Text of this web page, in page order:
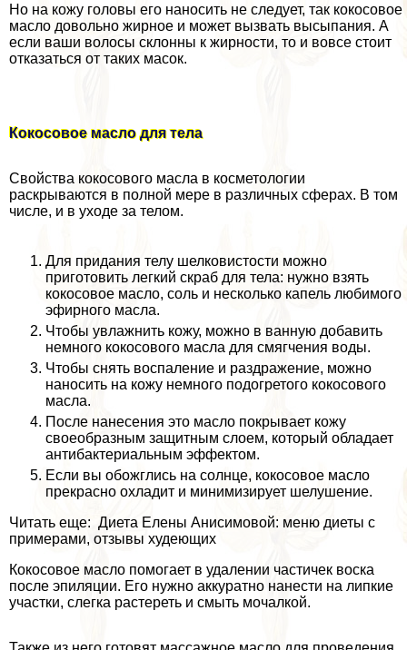
Но на кожу головы его наносить не следует, так кокосовое
масло довольно жирное и может вызвать высыпания. А
если ваши волосы склонны к жирности, то и вовсе стоит
отказаться от таких масок.
Кокосовое масло для тела
Свойства кокосового масла в косметологии
раскрываются в полной мере в различных сферах. В том
числе, и в уходе за телом.
Для придания телу шелковистости можно
приготовить легкий скраб для тела: нужно взять
кокосовое масло, соль и несколько капель любимого
эфирного масла.
Чтобы увлажнить кожу, можно в ванную добавить
немного кокосового масла для смягчения воды.
Чтобы снять воспаление и раздражение, можно
наносить на кожу немного подогретого кокосового
масла.
После нанесения это масло покрывает кожу
своеобразным защитным слоем, который обладает
антибактериальным эффектом.
Если вы обожглись на солнце, кокосовое масло
прекрасно охладит и минимизирует шелушение.
Читать еще: Диета Елены Анисимовой: меню диеты с
примерами, отзывы худеющих
Кокосовое масло помогает в удалении частичек воска
после эпиляции. Его нужно аккуратно нанести на липкие
участки, слегка растереть и смыть мочалкой.